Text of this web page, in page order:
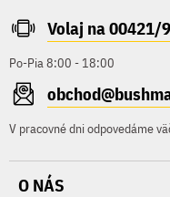
Volaj na 00421/
Po-Pia 8:00 - 18:00
V pracovné dni odpovedáme
O NÁS